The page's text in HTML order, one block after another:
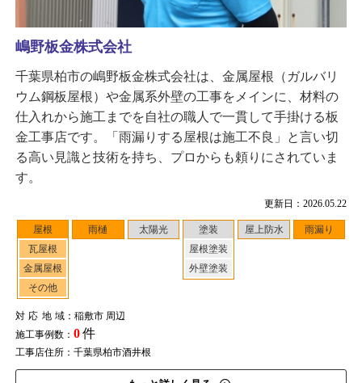
更新日：2026.05.22
屋根
瓦屋根
金属屋根
その他
雨樋 太陽光
塗装
屋根塗装
外壁塗装
屋上防水 雨漏り
対応地域：稲敷市 周辺
施工事例数： 0件
工事店住所：千葉県柏市酒井根
嶋野板金株式会社
千葉県柏市の嶋野板金株式会社は、金属屋根（ガルバリ
ウム鋼板屋根）や金属系外壁の工事をメインに、材料の
仕入れから施工までを自社の職人で一貫して手掛ける板
金工事店です。「雨漏りする屋根は施工不良」と言い切
る高い見識と技術を持ち、プロからも頼りにされていま
す。